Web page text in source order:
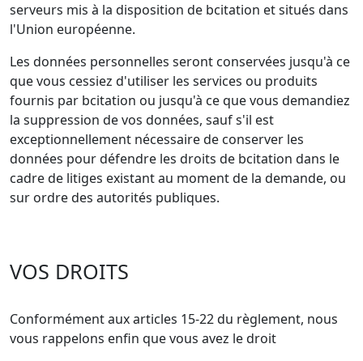
serveurs mis à la disposition de bcitation et situés dans
l'Union européenne.
Les données personnelles seront conservées jusqu'à ce
que vous cessiez d'utiliser les services ou produits
fournis par bcitation ou jusqu'à ce que vous demandiez
la suppression de vos données, sauf s'il est
exceptionnellement nécessaire de conserver les
données pour défendre les droits de bcitation dans le
cadre de litiges existant au moment de la demande, ou
sur ordre des autorités publiques.
VOS DROITS
Conformément aux articles 15-22 du règlement, nous
vous rappelons enfin que vous avez le droit